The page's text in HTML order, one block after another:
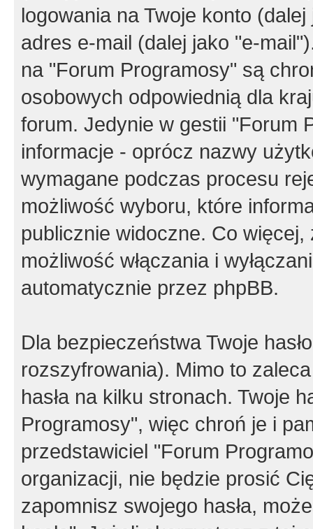
logowania na Twoje konto
adres e-mail (dalej jako "e-
na "Forum Programosy" są
osobowych odpowiednią dla
forum. Jedynie w gestii "Forum
informacje - oprócz nazwy
wymagane podczas procesu
możliwość wyboru, które
publicznie widoczne. Co
możliwość włączania i
automatycznie przez phpBB.
Dla bezpieczeństwa Twoje
rozszyfrowania). Mimo to
hasła na kilku stronach. Twoje
Programosy", więc chroń je i
przedstawiciel "Forum
organizacji, nie będzie prosić
zapomnisz swojego hasła,